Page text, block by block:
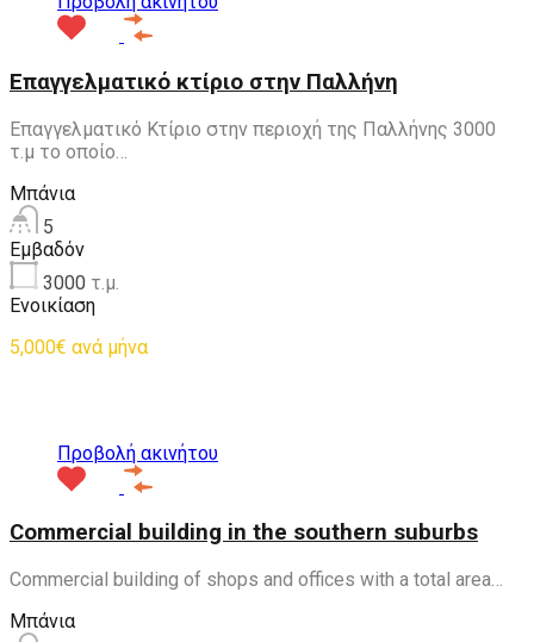
Επαγγελματικό κτίριο στην Παλλήνη
Επαγγελματικό Κτίριο στην περιοχή της Παλλήνης 3000
τ.μ το οποίο…
Μπάνια
5
Εμβαδόν
3000 τ.μ.
Ενοικίαση
5,000€ ανά μήνα
Προβολή ακινήτου
Commercial building in the southern suburbs
Commercial building of shops and offices with a total area…
Μπάνια